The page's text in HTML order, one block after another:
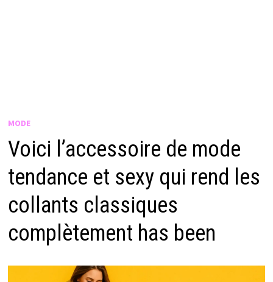
MODE
Voici l’accessoire de mode
tendance et sexy qui rend les
collants classiques
complètement has been